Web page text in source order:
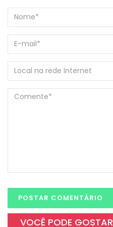
VOCÊ PODE GOSTAR